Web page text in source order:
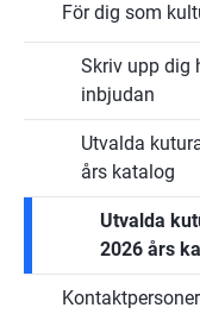
För dig som
Skriv upp dig
inbjudan
Utvalda
års katalog
Utvalda
2026 års